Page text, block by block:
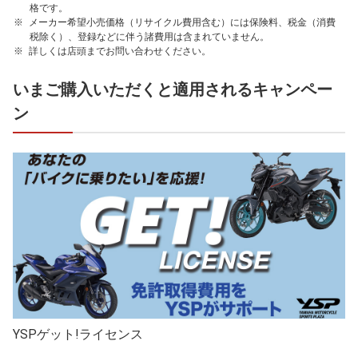
格です。
メーカー希望小売価格（リサイクル費用含む）には保険料、税金（消費
税除く）、登録などに伴う諸費用は含まれていません。
詳しくは店頭までお問い合わせください。
いまご購入いただくと適用されるキャンペー
ン
YSPゲット!ライセンス